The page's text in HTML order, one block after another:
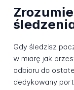
Gdy śledzisz
w miarę jak
odbioru do
dedykowany